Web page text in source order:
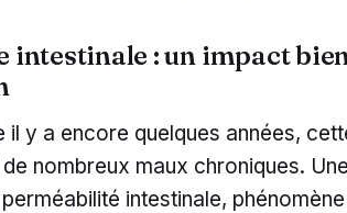
intestinale : un impact
il y a encore quelques années,
de nombreux maux chroniques.
intestinale,